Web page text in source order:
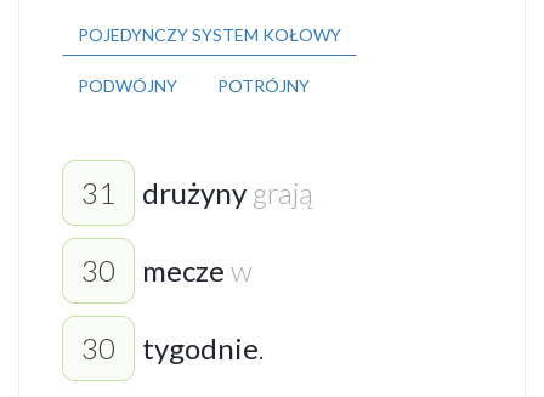
POJEDYNCZY SYSTEM KOŁOWY
PODWÓJNY POTRÓJNY
drużyny grają
mecze w
tygodnie.